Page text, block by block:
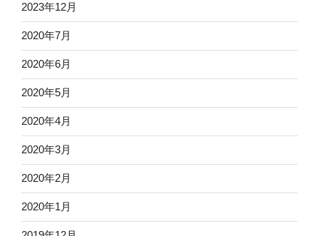
2023年12月
2020年7月
2020年6月
2020年5月
2020年4月
2020年3月
2020年2月
2020年1月